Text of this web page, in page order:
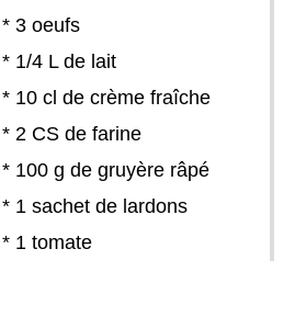
* 3 oeufs
* 1/4 L de lait
* 10 cl de crème fraîche
* 2 CS de farine
* 100 g de gruyère râpé
* 1 sachet de lardons
* 1 tomate